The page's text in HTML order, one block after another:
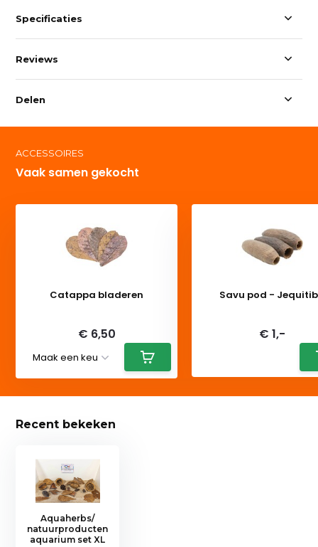
Specificaties
Reviews
Delen
ACCESSOIRES
Vaak samen gekocht
Catappa bladeren
€ 6,50
Savu pod -
€ 1,-
Recent bekeken
Aquaherbs/
natuurproducten
aquarium set XL